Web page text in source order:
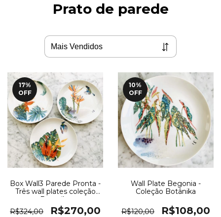
Prato de parede
17%
OFF
Box Wall3 Parede Pronta -
Três wall plates coleção
Botanika
R$324,00
R$270,00
10%
OFF
Wall Plate Begonia -
Coleção Botânika
R$120,00 R$108,00